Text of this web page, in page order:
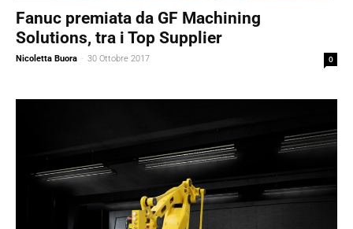
Fanuc premiata da GF Machining
Solutions, tra i Top Supplier
Nicoletta Buora - 30 Ottobre 2017 0